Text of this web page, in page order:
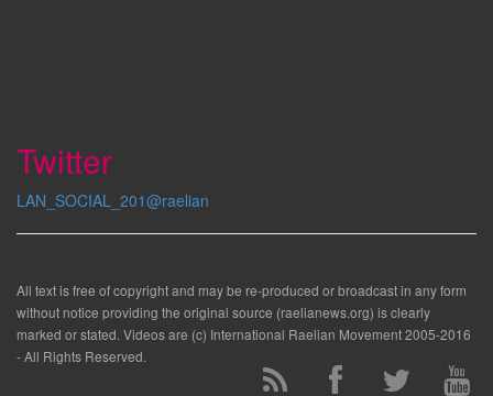
Twitter
LAN_SOCIAL_201@raelian
All text is free of copyright and may be re-produced or broadcast in any form
without notice providing the original source (raelianews.org) is clearly
marked or stated. Videos are (c) International Raelian Movement 2005-2016
- All Rights Reserved.